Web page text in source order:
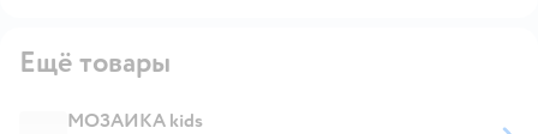
Ещё товары
МОЗАИКА kids